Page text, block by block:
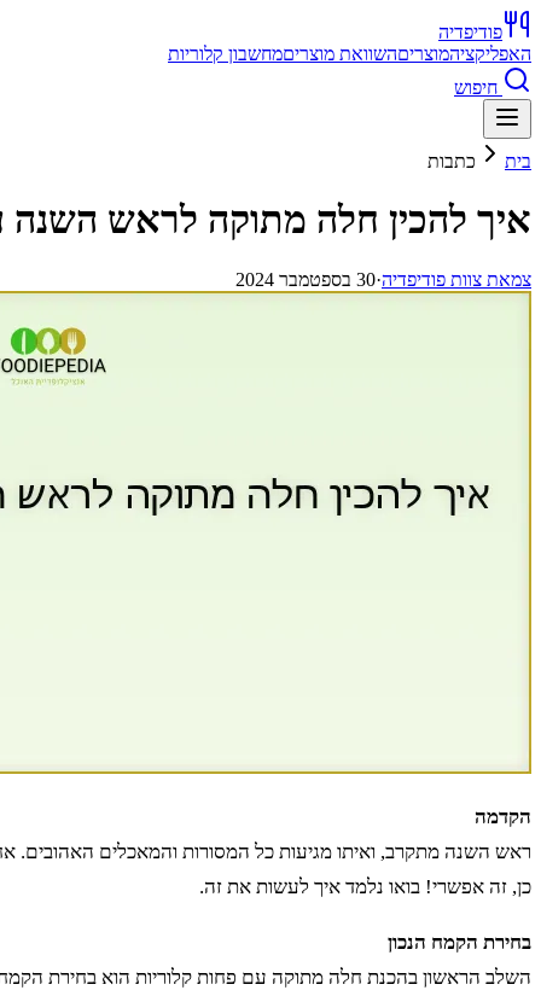
פודיפדיה
האפליקציהמוצריםהשוואת מוצריםמחשבון קלוריות
חיפוש
בית כתבות
איך להכין חלה מתוקה לראש השנה
צמאת צוות פודיפדיה·30 בספטמבר 2024
הקדמה
ראש השנה מתקרב, ואיתו מגיעות כל המסורות והמאכלים
כן, זה אפשרי! בואו נלמד איך לעשות את זה.
בחירת הקמח הנכון
השלב הראשון בהכנת חלה מתוקה עם פחות קלוריות הוא בחירת